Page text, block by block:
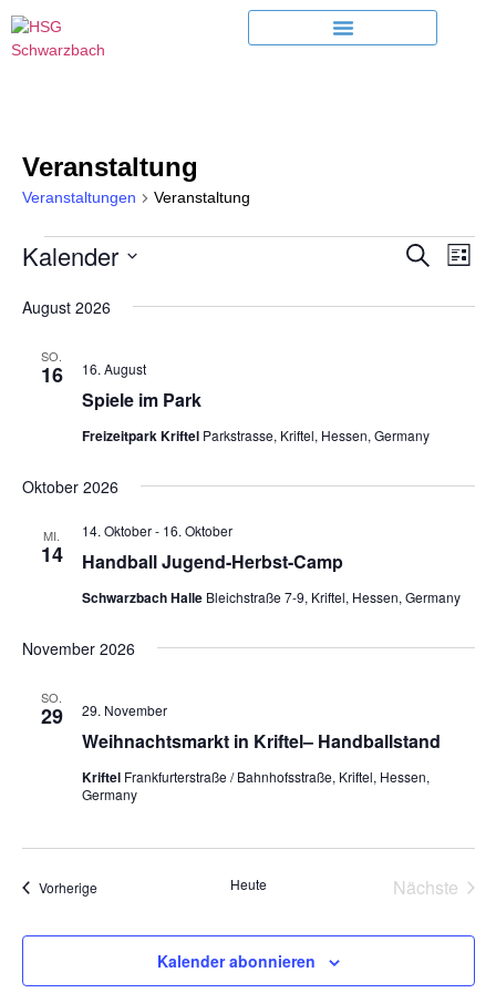
Veranstaltung
Veranstaltungen Veranstaltung
Suche
Liste
Kalender
August 2026
SO.
16
Spiele im Park
16. August
Freizeitpark Kriftel Parkstrasse, Kriftel, Hessen, Germany
Oktober 2026
MI.
14 Handball Jugend-Herbst-Camp
14. Oktober- 16. Oktober
Schwarzbach Halle Bleichstraße 7-9, Kriftel, Hessen, Germany
November 2026
SO.
29
Weihnachtsmarkt in Kriftel– Handballstand
29. November
Kriftel Frankfurterstraße / Bahnhofsstraße, Kriftel, Hessen,
Germany
VorherigeVeranstaltungen Heute Nächste
Kalender abonnieren